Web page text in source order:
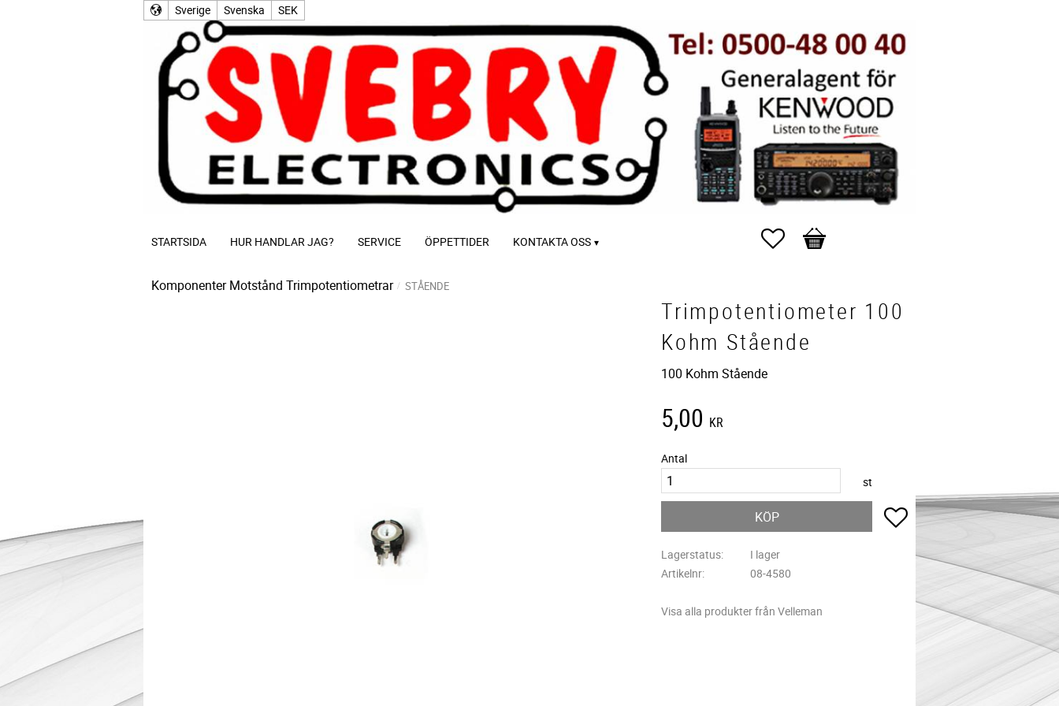
Sverige Svenska SEK
STARTSIDA HUR HANDLAR JAG? SERVICE ÖPPETTIDER KONTAKTA OSS Favoriter
Kundvagn
Komponenter Motstånd Trimpotentiometrar STÅENDE
Trimpotentiometer 100
Kohm Stående
100 Kohm Stående
5,00 KR
Antal
st
KÖP Lägg till i favoriter
Lagerstatus
I lager
Artikelnr
08-4580
Visa alla produkter från Velleman